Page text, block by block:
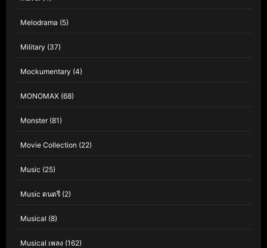
Melodrama (5)
Military (37)
Mockumentary (4)
MONOMAX (68)
Monster(81)
Movie Collection (22)
Music (25)
Music ดนตรี (2)
Musical (8)
Musical เพลง (162)